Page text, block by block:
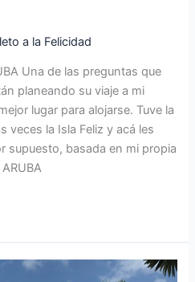
a la Felicidad
Una de las preguntas que
planeando su viaje a mi
lugar para alojarse. Tuve la
veces la Isla Feliz y acá les
supuesto, basada en mi propia